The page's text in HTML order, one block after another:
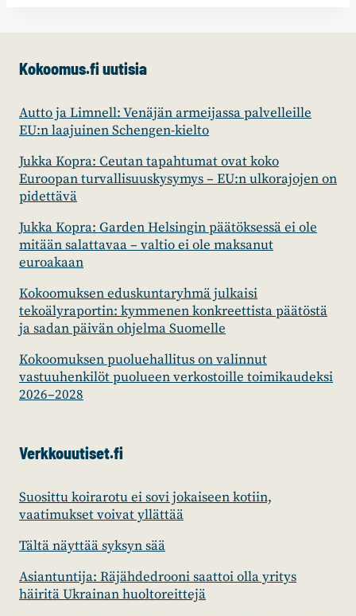
Kokoomus.fi uutisia
Autto ja Limnell: Venäjän armeijassa palvelleille
EU:n laajuinen Schengen-kielto
Jukka Kopra: Ceutan tapahtumat ovat koko
Euroopan turvallisuuskysymys – EU:n ulkorajojen on
pidettävä
Jukka Kopra: Garden Helsingin päätöksessä ei ole
mitään salattavaa – valtio ei ole maksanut
euroakaan
Kokoomuksen eduskuntaryhmä julkaisi
tekoälyraportin: kymmenen konkreettista päätöstä
ja sadan päivän ohjelma Suomelle
Kokoomuksen puoluehallitus on valinnut
vastuuhenkilöt puolueen verkostoille toimikaudeksi
2026–2028
Verkkouutiset.fi
Suosittu koirarotu ei sovi jokaiseen kotiin,
vaatimukset voivat yllättää
Tältä näyttää syksyn sää
Asiantuntija: Räjähdedrooni saattoi olla yritys
häiritä Ukrainan huoltoreittejä